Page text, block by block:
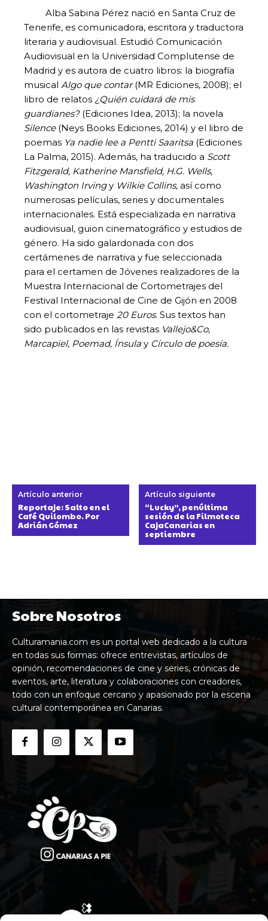
Alba Sabina Pérez nació en Santa Cruz de
Tenerife, es comunicadora, escritora y traductora
literaria y audiovisual. Estudió Comunicación
Audiovisual en la Universidad Complutense de
Madrid y es autora de cuatro libros: la biografía
musical Algo que contar(MR Ediciones, 2008); el
libro de relatos ¿Quién cuidará de mis
guardianes?(Ediciones Idea, 2013); la novela
Silence(Neys Books Ediciones, 2014) y el libro de
poemas Ya nadie lee a Pentti Saaritsa (Ediciones
La Palma, 2015). Además, ha traducido a Scott
Fitzgerald, Katherine Mansfield, H.G. Wells,
Washington Irvingy Wilkie Collins, así como
numerosas películas, series y documentales
internacionales. Está especializada en narrativa
audiovisual, guion cinematográfico y estudios de
género. Ha sido galardonada con dos
certámenes de narrativa y fue seleccionada
para el certamen de Jóvenes realizadores de la
Muestra Internacional de Cortometrajes del
Festival Internacional de Cine de Gijón en 2008
con el cortometraje 20 Euros. Sus textos han
sido publicados en las revistas Vallejo&Co,
Marcapiel, Poemad, Ínsula y Círculo de poesía.
Artículo anterior
Reportaje: Salto en el
Café Quilombo. Por
Adrián Gómez
Artículo siguiente
“Lucky”, penúltima
sesión de la Filmoteca
CajaCanarias en
septiembre
Sobre Nosotros
Culturamania.com es un portal web dedicado a la cultura
en todas sus formas: ofrece entrevistas, artículos de
opinión, recomendaciones de cine y series, crónicas de
eventos, arte, literatura y colaboraciones con creadores,
todo con un enfoque cercano y apasionado por la escena
cultural contemporánea en Canarias.